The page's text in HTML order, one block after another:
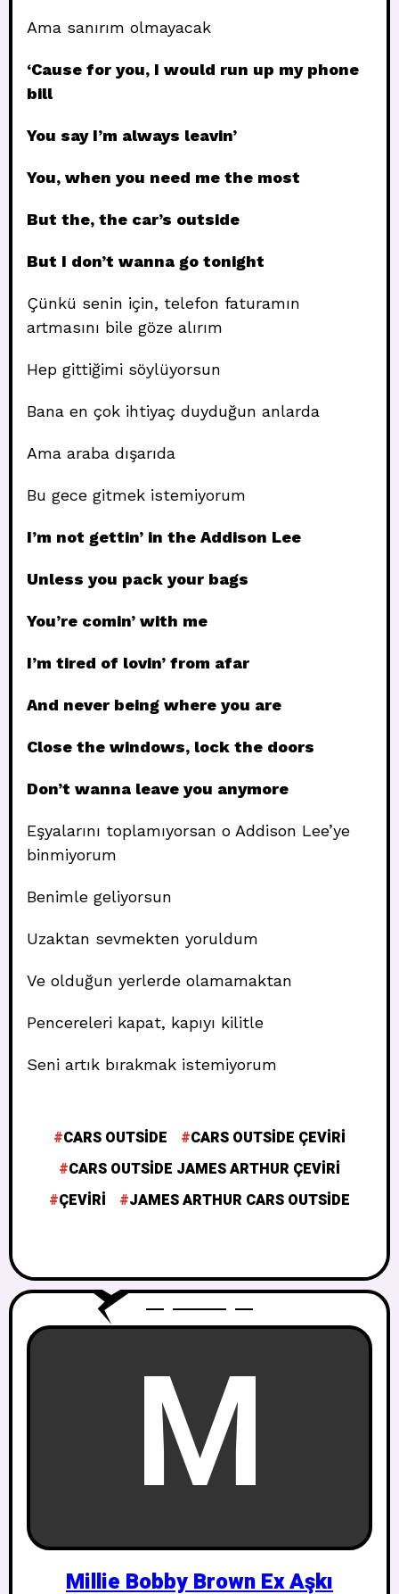
Ama sanırım olmayacak
‘Cause for you, I would run up my phone
bill
You say I’m always leavin’
You, when you need me the most
But the, the car’s outside
But I don’t wanna go tonight
Çünkü senin için, telefon faturamın
artmasını bile göze alırım
Hep gittiğimi söylüyorsun
Bana en çok ihtiyaç duyduğun anlarda
Ama araba dışarıda
Bu gece gitmek istemiyorum
I’m not gettin’ in the Addison Lee
Unless you pack your bags
You’re comin’ with me
I’m tired of lovin’ from afar
And never being where you are
Close the windows, lock the doors
Don’t wanna leave you anymore
Eşyalarını toplamıyorsan o Addison Lee’ye
binmiyorum
Benimle geliyorsun
Uzaktan sevmekten yoruldum
Ve olduğun yerlerde olamamaktan
Pencereleri kapat, kapıyı kilitle
Seni artık bırakmak istemiyorum
CARS OUTSIDE
CARS OUTSIDE ÇEVIRI
CARS OUTSIDE JAMES ARTHUR ÇEVIRI
ÇEVIRI
JAMES ARTHUR CARS OUTSIDE
M
Millie Bobby Brown Ex Aşkı